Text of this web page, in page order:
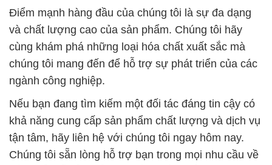
Điểm mạnh hàng đầu của chúng tôi là sự đa dạng
và chất lượng cao của sản phẩm. Chúng tôi hãy
cùng khám phá những loại hóa chất xuất sắc mà
chúng tôi mang đến để hỗ trợ sự phát triển của các
ngành công nghiệp.
Nếu bạn đang tìm kiếm một đối tác đáng tin cậy có
khả năng cung cấp sản phẩm chất lượng và dịch vụ
tận tâm, hãy liên hệ với chúng tôi ngay hôm nay.
Chúng tôi sẵn lòng hỗ trợ bạn trong mọi nhu cầu về